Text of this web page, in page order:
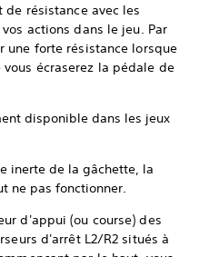
résistance avec les
actions dans le jeu. Par
une forte résistance lorsque
écraserez la pédale de
disponible dans les jeux
inerte de la gâchette, la
ne pas fonctionner.
d'appui (ou course) des
d'arrêt L2/R2 situés à